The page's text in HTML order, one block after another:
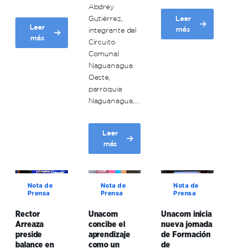
Leer
más
about
Universidad
Horizonte
Comunal
Abdrey
Gutiérrez,
integrante del
Circuito
Comunal
Naguanagua
Oeste,
parroquia
Naguanagua,…
Leer
más
about
Comunero
La
radio
bemba
lo
más
efectivo
Leer
más
about
Comunero
Nota de
Prensa
Rector
Arreaza
preside
balance en
Nota de
Prensa
Unacom
concibe el
aprendizaje
como un
Nota de
Prensa
Unacom inicia
nueva jornada
de Formación
de